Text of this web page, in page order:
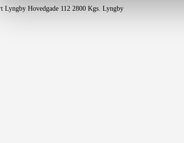
Lyngby Hovedgade 112 2800 Kgs. Lyngby